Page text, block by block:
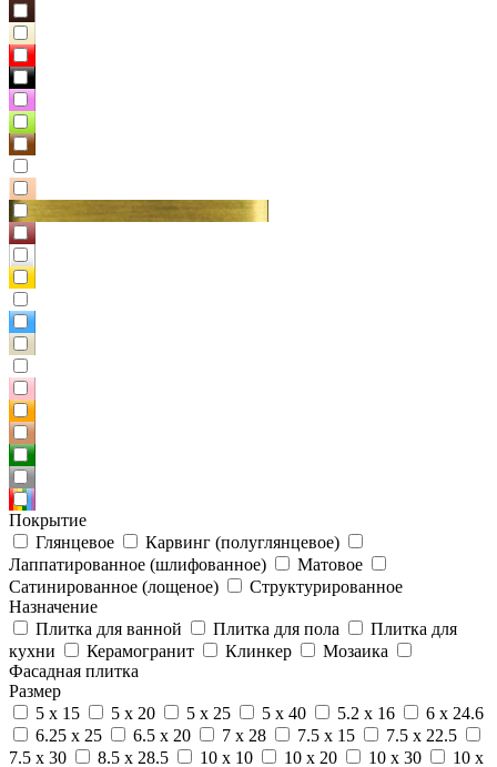
Покрытие
Глянцевое
Карвинг (полуглянцевое)
Лаппатированное (шлифованное)
Матовое
Сатинированное (лощеное)
Структурированное
Назначение
Плитка для ванной
Плитка для пола
Плитка для
кухни
Керамогранит Клинкер
Мозаика
Фасадная плитка
Размер
5 x 15
5 x 20 5 x 25 5 x 40 5.2 x 16
6 x 24.6
6.25 x 25
6.5 x 20 7 x 28 7.5 x 15
7.5 x 22.5
7.5 x 30
8.5 x 28.5 10 x 10 10 x 20 10 x 30 10 x